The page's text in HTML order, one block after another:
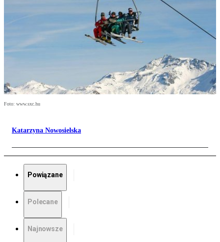
Foto: www.sxc.hu
Katarzyna Nowosielska
Powiązane
Polecane
Najnowsze